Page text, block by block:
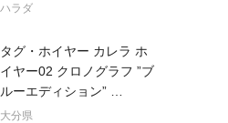
ハラダ
タグ・ホイヤー カレラ ホ
イヤー02 クロノグラフ ”ブ
ルーエディション”
大分県